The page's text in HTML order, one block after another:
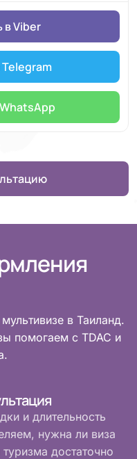
в Viber
Telegram
в Таиланд.
помогаем с TDAC и
и длительность
нужна ли виза
достаточно